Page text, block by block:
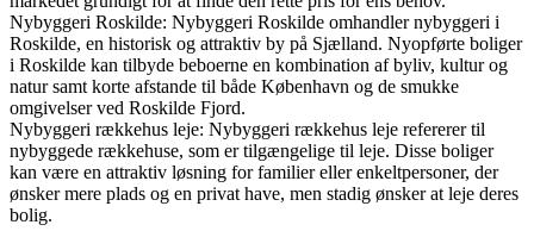
Nybyggeri Roskilde: Nybyggeri Roskilde omhandler nybyggeri i
Roskilde, en historisk og attraktiv by på Sjælland. Nyopførte boliger
i Roskilde kan tilbyde beboerne en kombination af byliv, kultur og
natur samt korte afstande til både København og de smukke
omgivelser ved Roskilde Fjord.
Nybyggeri rækkehus leje: Nybyggeri rækkehus leje refererer til
nybyggede rækkehuse, som er tilgængelige til leje. Disse boliger
kan være en attraktiv løsning for familier eller enkeltpersoner, der
ønsker mere plads og en privat have, men stadig ønsker at leje deres
bolig.